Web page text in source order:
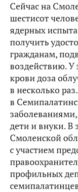
Сейчас на
шестисот
ядерных
получить
гражданам,
воздействию. У
крови доза
в несколько
в
дети и внуки. В
Смоленской
с участием
профильных